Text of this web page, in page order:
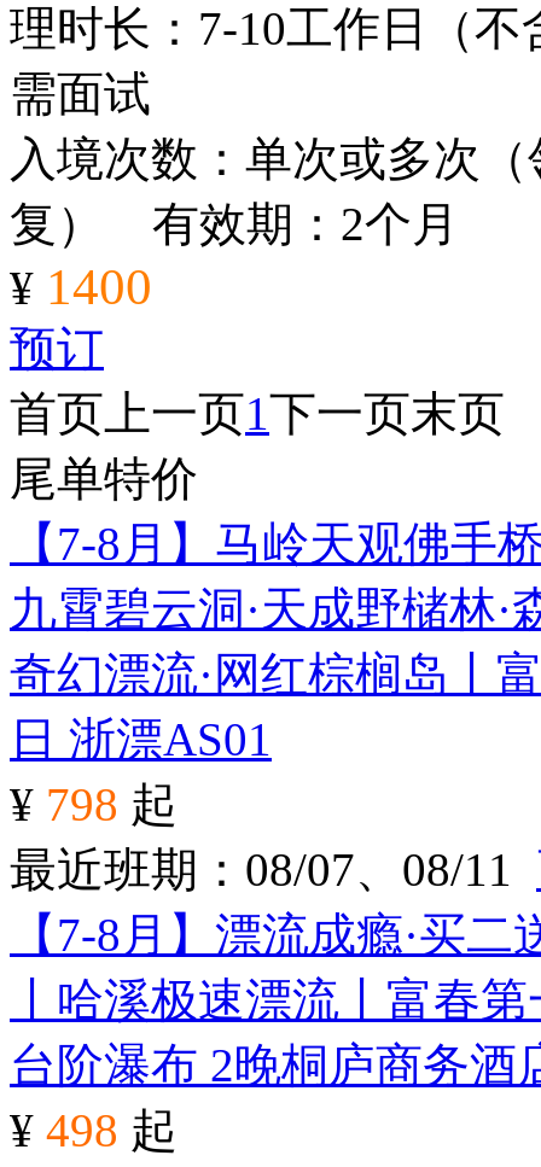
理时长：7-10工作日（
需面试
入境次数：单次或多次
复） 有效期：2个月
¥ 1400
预订
首页 上一页1下一页末页
尾单特价
【7-8月】马岭天观佛手
九霄碧云洞·天成野槠林
奇幻漂流·网红棕榈岛丨
日 浙漂AS01
¥ 798 起
最近班期：08/07、08/11
【7-8月】漂流成瘾·买
丨哈溪极速漂流丨富春
台阶瀑布 2晚桐庐商务
¥ 498 起